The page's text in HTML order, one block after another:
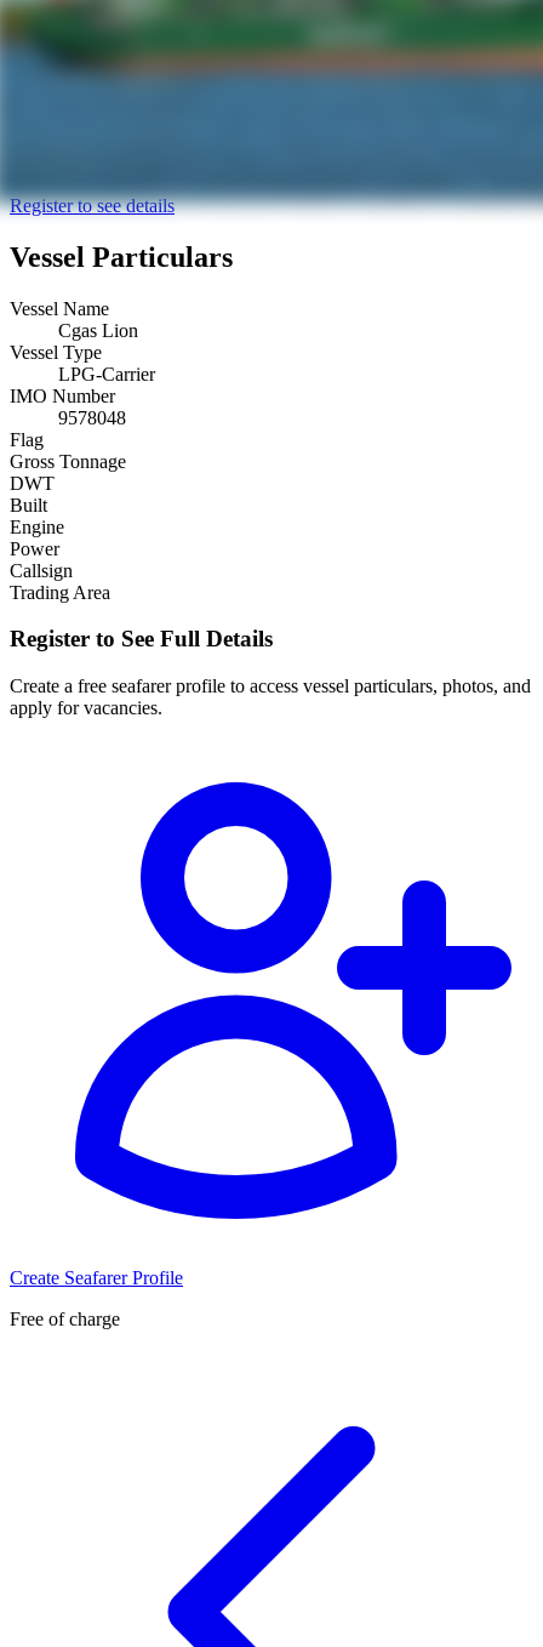
Register to see details
Vessel Particulars
Vessel Name
Cgas Lion
Vessel Type
LPG-Carrier
IMO Number
9578048
Flag
Gross Tonnage
DWT
Built
Engine
Power
Callsign
Trading Area
Register to See Full Details
Create a free seafarer profile to access vessel particulars, photos, and
apply for vacancies.
Create Seafarer Profile
Free of charge